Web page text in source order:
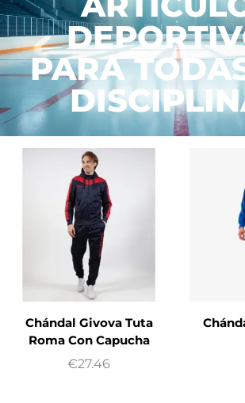
PARA
Chándal Givova Tuta
Roma Con Capucha
€27.46